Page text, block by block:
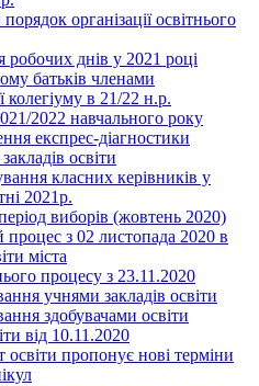
організації освітнього
робочих днів у 2021 році
батьків членами
колегіуму в 21/22 н.р.
2022 навчального року
експрес-діагностики
освіти
класних керівників у
2021р.
виборів (жовтень 2020)
процес з 02 листопада 2020 в
міста
процесу з 23.11.2020
учнями закладів освіти
здобувачами освіти
від 10.11.2020
освіти пропонує нові терміни